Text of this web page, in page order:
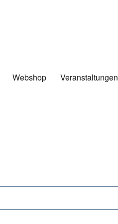
Webshop Veranstaltungen